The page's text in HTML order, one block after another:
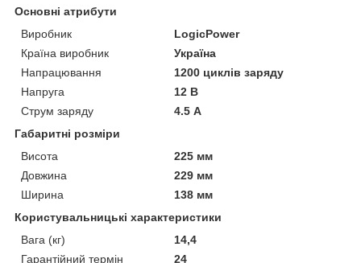
Основні атрибути
Виробник
LogicPower
Країна виробник
Україна
Напрацювання
1200 циклів заряду
Напруга
12 В
Струм заряду
4.5 А
Габаритні розміри
Висота
225 мм
Довжина
229 мм
Ширина
138 мм
Користувальницькі характеристики
Вага (кг)
14,4
Гарантійний термін
24